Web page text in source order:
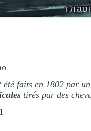
été faits en 1802 par
tirés par des